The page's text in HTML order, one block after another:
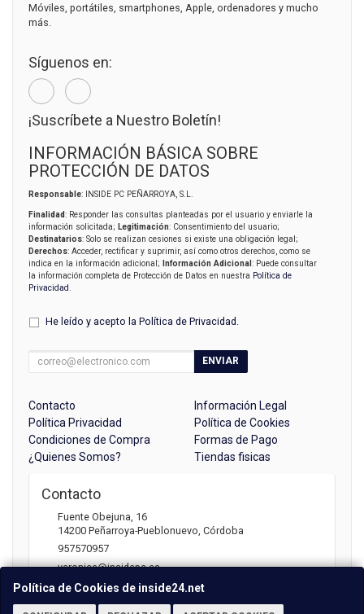
Política de Cookies de inside24.net
Móviles, portátiles, smartphones, Apple, ordenadores y mucho
más.
Síguenos en:
¡Suscríbete a Nuestro Boletín!
INFORMACIÓN BÁSICA SOBRE
PROTECCIÓN DE DATOS
Responsable: INSIDE PC PEÑARROYA, S.L.
Finalidad: Responder las consultas planteadas por el usuario y enviarle la
información solicitada; Legitimación: Consentimiento del usuario;
Destinatarios: Solo se realizan cesiones si existe una obligación legal;
Derechos: Acceder, rectificar y suprimir, así como otros derechos, como se
indica en la información adicional;
Información Adicional : Puede consultar
la información completa de Protección de Datos en nuestra Política de
Privacidad
He leído y acepto la Política de Privacidad
ENVIAR
Contacto
Información Legal
Política Privacidad
Política de Cookies
Condiciones de Compra
Formas de Pago
¿Quienes Somos?
Tiendas fisicas
Contacto
Fuente Obejuna, 16
14200 Peñarroya-Pueblonuevo Córdoba
957570957
veronica@insidepc.es